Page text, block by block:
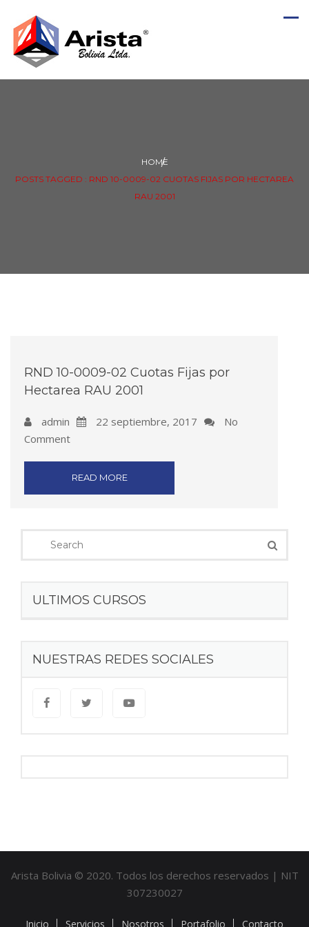
HOME
POSTS TAGGED : RND 10-0009-02 CUOTAS FIJAS POR HECTAREA
RAU 2001
RND 10-0009-02 Cuotas Fijas por
Hectarea RAU 2001
admin 22 septiembre, 2017
No
Comment
READ MORE
ULTIMOS CURSOS
NUESTRAS REDES SOCIALES
Arista Bolivia © 2020. Todos los derechos reservados | NIT
307230027
Inicio Servicios Nosotros Portafolio Contacto